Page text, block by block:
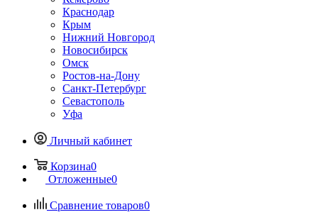
Краснодар
Крым
Нижний Новгород
Новосибирск
Омск
Ростов-на-Дону
Санкт-Петербург
Севастополь
Уфа
Личный кабинет
Корзина0
Отложенные0
Сравнение товаров0